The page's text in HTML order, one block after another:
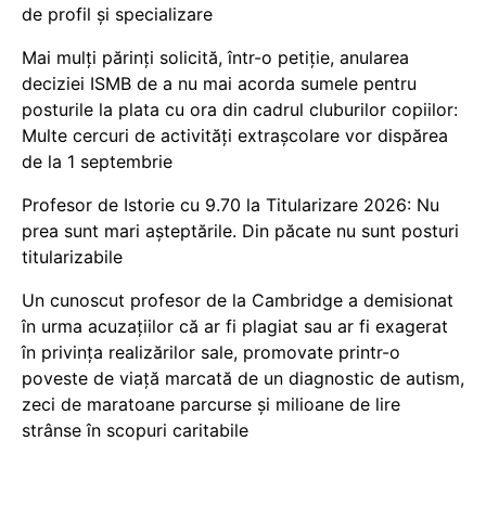
de profil și specializare
Mai mulți părinți solicită, într-o petiție, anularea
deciziei ISMB de a nu mai acorda sumele pentru
posturile la plata cu ora din cadrul cluburilor copiilor:
Multe cercuri de activități extrașcolare vor dispărea
de la 1 septembrie
Profesor de Istorie cu 9.70 la Titularizare 2026: Nu
prea sunt mari așteptările. Din păcate nu sunt posturi
titularizabile
Un cunoscut profesor de la Cambridge a demisionat
în urma acuzațiilor că ar fi plagiat sau ar fi exagerat
în privința realizărilor sale, promovate printr-o
poveste de viață marcată de un diagnostic de autism,
zeci de maratoane parcurse și milioane de lire
strânse în scopuri caritabile